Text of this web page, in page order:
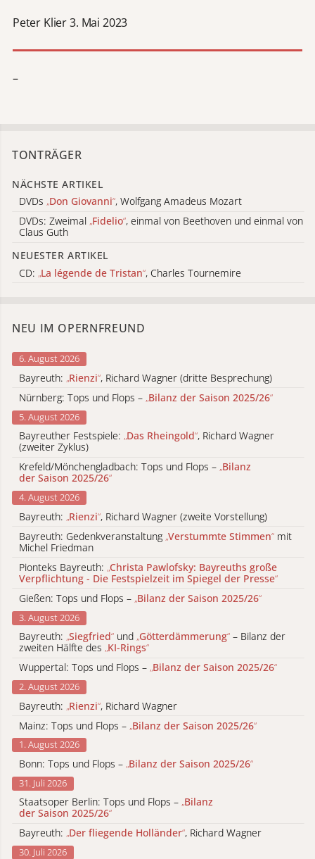
Peter Klier 3. Mai 2023
–
TONTRÄGER
NÄCHSTE ARTIKEL
DVDs „Don Giovanni“, Wolfgang Amadeus Mozart
DVDs: Zweimal „Fidelio“, einmal von Beethoven und einmal von
Claus Guth
NEUESTER ARTIKEL
CD: „La légende de Tristan“, Charles Tournemire
NEU IM OPERNFREUND
6. August 2026
Bayreuth: „Rienzi“, Richard Wagner (dritte Besprechung)
Nürnberg: Tops und Flops – „Bilanz der Saison 2025/26“
5. August 2026
Bayreuther Festspiele: „Das Rheingold“, Richard Wagner
(zweiter Zyklus)
Krefeld/Mönchengladbach: Tops und Flops – „Bilanz
der Saison 2025/26“
4. August 2026
Bayreuth: „Rienzi“, Richard Wagner (zweite Vorstellung)
Bayreuth: Gedenkveranstaltung „Verstummte Stimmen“ mit
Michel Friedman
Pionteks Bayreuth: „Christa Pawlofsky: Bayreuths große
Verpflichtung - Die Festspielzeit im Spiegel der Presse“
Gießen: Tops und Flops – „Bilanz der Saison 2025/26“
3. August 2026
Bayreuth: „Siegfried“ und „Götterdämmerung“ – Bilanz der
zweiten Hälfte des „KI-Rings“
Wuppertal: Tops und Flops – „Bilanz der Saison 2025/26“
2. August 2026
Bayreuth: „Rienzi“, Richard Wagner
Mainz: Tops und Flops – „Bilanz der Saison 2025/26“
1. August 2026
Bonn: Tops und Flops – „Bilanz der Saison 2025/26“
31. Juli 2026
Staatsoper Berlin: Tops und Flops – „Bilanz
der Saison 2025/26“
Bayreuth: „Der fliegende Holländer“, Richard Wagner
30. Juli 2026